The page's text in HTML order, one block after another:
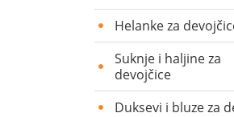
Helanke za
Suknje i haljine za
devojčice
Duksevi i bluze za